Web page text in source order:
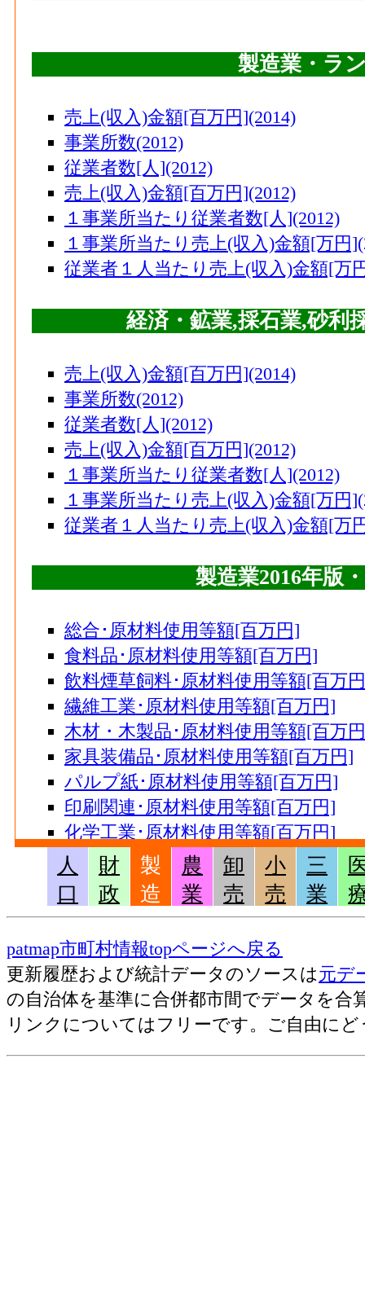
製造業・ラ
売上(収入)金額[百万円](2014)
事業所数(2012)
従業者数[人](2012)
売上(収入)金額[百万円](2012)
１事業所当たり従業者数[人](2012)
１事業所当たり売上(収入)金額[万円
従業者１人当たり売上(収入)金額[万
経済・鉱業,採石業,砂利
売上(収入)金額[百万円](2014)
事業所数(2012)
従業者数[人](2012)
売上(収入)金額[百万円](2012)
１事業所当たり従業者数[人](2012)
１事業所当たり売上(収入)金額[万円
従業者１人当たり売上(収入)金額[万
製造業2016年版
総合･原材料使用等額[百万円]
食料品･原材料使用等額[百万円]
飲料煙草飼料･原材料使用等額[百万
繊維工業･原材料使用等額[百万円]
木材・木製品･原材料使用等額[百万
家具装備品･原材料使用等額[百万円]
パルプ紙･原材料使用等額[百万円]
印刷関連･原材料使用等額[百万円]
化学工業･原材料使用等額[百万円]
石油製品･原材料使用等額[百万円]
プラスチック･原材料使用等額[百万
ゴム･原材料使用等額[百万円]
窯土石･原材料使用等額[百万円]
鉄鋼業･原材料使用等額[百万円]
非鉄金属･原材料使用等額[百万円]
金属･原材料使用等額[百万円]
汎用機械･原材料使用等額[百万円]
人
口
財
政
製
造
農
業
卸
売
小
売
三
業
patmap市町村情報topページへ戻る
更新履歴および統計データのソースは元デ
の自治体を基準に合併都市間でデータを合
リンクについてはフリーです。ご自由にど